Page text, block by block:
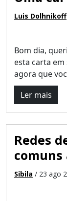
Luis Dolhnikoff
Bom dia,
esta carta em
agora que
Ler mais
Redes
Sibila / 23 ago